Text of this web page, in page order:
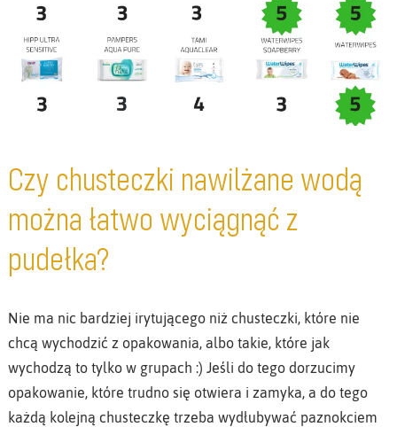
Czy chusteczki nawilżane wodą
można łatwo wyciągnąć z
pudełka?
Nie ma nic bardziej irytującego niż chusteczki, które nie
chcą wychodzić z opakowania, albo takie, które jak
wychodzą to tylko w grupach :) Jeśli do tego dorzucimy
opakowanie, które trudno się otwiera i zamyka, a do tego
każdą kolejną chusteczkę trzeba wydłubywać paznokciem